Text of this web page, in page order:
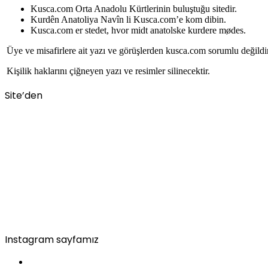
Kusca.com Orta Anadolu Kürtlerinin buluştuğu sitedir.
Kurdên Anatoliya Navîn li Kusca.com’e kom dibin.
Kusca.com er stedet, hvor midt anatolske kurdere mødes.
Üye ve misafirlere ait yazı ve görüşlerden kusca.com sorumlu
Kişilik haklarını çiğneyen yazı ve resimler silinecektir.
Site’den
Instagram sayfamız